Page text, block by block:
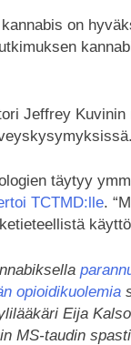
on
Jeffrey
täytyy
TCTMD:lle.
opioidikuolemia
Eija
MS-taudin